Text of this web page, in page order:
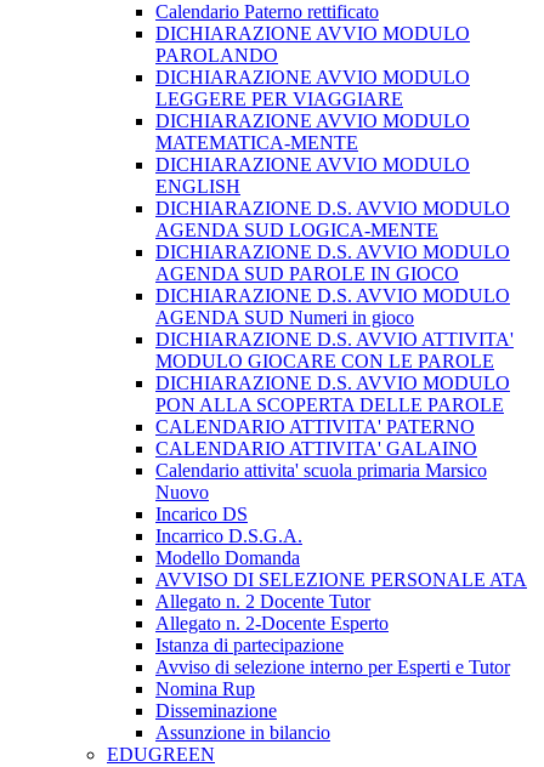
Calendario Paterno rettificato
DICHIARAZIONE AVVIO MODULO
PAROLANDO
DICHIARAZIONE AVVIO MODULO
LEGGERE PER VIAGGIARE
DICHIARAZIONE AVVIO MODULO
MATEMATICA-MENTE
DICHIARAZIONE AVVIO MODULO
ENGLISH
DICHIARAZIONE D.S. AVVIO MODULO
AGENDA SUD LOGICA-MENTE
DICHIARAZIONE D.S. AVVIO MODULO
AGENDA SUD PAROLE IN GIOCO
DICHIARAZIONE D.S. AVVIO MODULO
AGENDA SUD Numeri in gioco
DICHIARAZIONE D.S. AVVIO ATTIVITA'
MODULO GIOCARE CON LE PAROLE
DICHIARAZIONE D.S. AVVIO MODULO
PON ALLA SCOPERTA DELLE PAROLE
CALENDARIO ATTIVITA' PATERNO
CALENDARIO ATTIVITA' GALAINO
Calendario attivita' scuola primaria Marsico
Nuovo
Incarico DS
Incarrico D.S.G.A.
Modello Domanda
AVVISO DI SELEZIONE PERSONALE ATA
Allegato n. 2 Docente Tutor
Allegato n. 2-Docente Esperto
Istanza di partecipazione
Avviso di selezione interno per Esperti e Tutor
Nomina Rup
Disseminazione
Assunzione in bilancio
EDUGREEN